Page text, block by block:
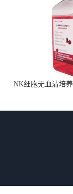
NK细胞无血清培